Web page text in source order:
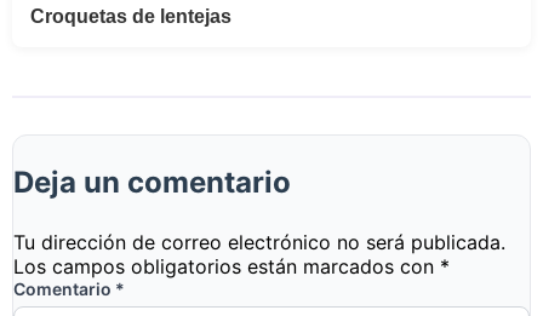
Croquetas de lentejas
Deja un comentario
Tu dirección de correo electrónico no será publicada.
Los campos obligatorios están marcados con *
Comentario *